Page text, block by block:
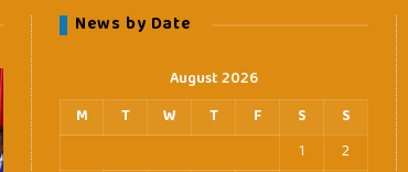
News by Date
August 2026
M
T W T F S
S
1
2